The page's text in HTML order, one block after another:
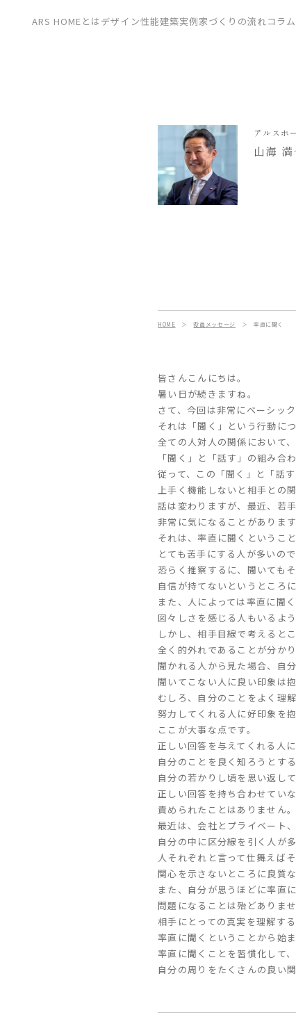
ARS HOMEとはデザイン性能建築実例家づくりの流れコラム
展示場
アルスホ
山海 満
HOME ＞役員メッセージ ＞ 率直に聞く
皆さんこんにちは。
暑い日が続きますね。
さて、今回は非常にベーシッ
それは「聞く」という行動につ
全ての人対人の関係において、
「聞く」と「話す」の組み合
従って、この「聞く」と「話
上手く機能しないと相手との
話は変わりますが、最近、若
非常に気になることがあります
それは、率直に聞くというこ
とても苦手にする人が多いので
恐らく推察するに、聞いても
自信が持てないというところ
また、人によっては率直に聞
図々しさを感じる人もいるよう
しかし、相手目線で考えると
全く的外れであることが分かり
聞かれる人から見た場合、自
聞いてこない人に良い印象は抱
むしろ、自分のことをよく理
努力してくれる人に好印象を抱
ここが大事な点です。
正しい回答を与えてくれる人
自分のことを良く知ろうとす
自分の若かりし頃を思い返して
正しい回答を持ち合わせてい
責められたことはありません。
最近は、会社とプライベート
自分の中に区分線を引く人が
人それぞれと言って仕舞えばそ
関心を示さないところに良質
また、自分が思うほどに率直
問題になることは殆どありませ
相手にとっての真実を理解す
率直に聞くということから始ま
率直に聞くことを習慣化して、
自分の周りをたくさんの良い